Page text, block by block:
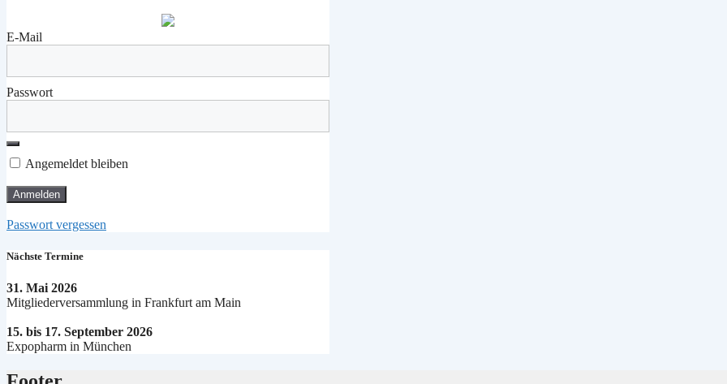
E-Mail
Passwort
Angemeldet bleiben
Passwort vergessen
Nächste Termine
31. Mai 2026
Mitgliederversammlung in Frankfurt am Main
15. bis 17. September 2026
Expopharm in München